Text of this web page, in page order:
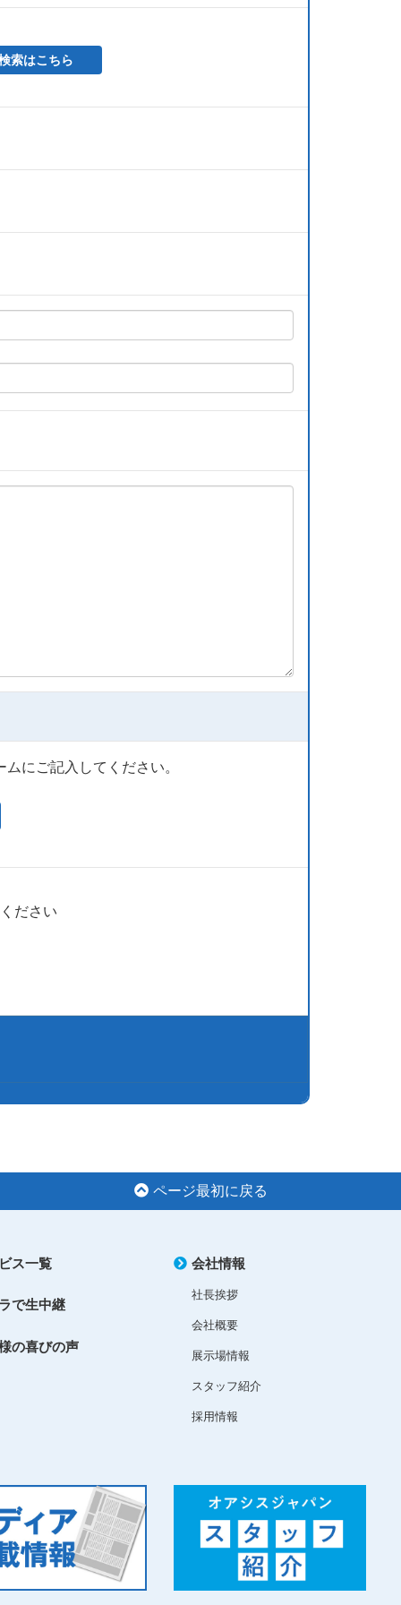
索はこちら
にご記入してください。
ださい
ページ最初に戻る
ス一覧
で生中継
の喜びの声
会社情報
社長挨拶
会社概要
展示場情報
スタッフ紹介
採用情報